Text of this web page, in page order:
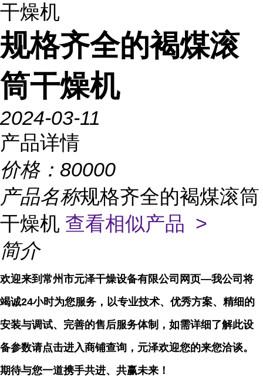
干燥机
规格齐全的褐煤滚
筒干燥机
2024-03-11
产品详情
价格： 80000
产品名称规格齐全的褐煤滚筒
干燥机 查看相似产品 >
简介
欢迎来到常州市元泽干燥设备有限公司网页—我公司将
竭诚24小时为您服务，以专业技术、优秀方案、精细的
安装与调试、完善的售后服务体制，如需详细了解此设
备参数请点击进入商铺查询，元泽欢迎您的来您洽谈。
期待与您一道携手共进、共赢未来！